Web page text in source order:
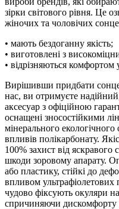
зірки світового рівня. Це
жіночих та чоловічих
• мають бездоганну якість;
• виготовлені з
• відрізняються комфортом
Вирішивши придбати
нас, ви отримуєте
аксесуар з офіційною
оснащені зносостійкими
мінерального
впливів полікарбонату.
100% захист від яскравого
шкоди зоровому апарату.
або пластику, стійкі до
впливом
чудово фіксують окуляри
спричиняючи дискомфорту